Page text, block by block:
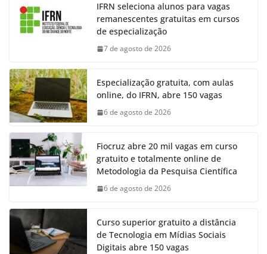
IFRN seleciona alunos para vagas
remanescentes gratuitas em cursos
de especialização
7 de agosto de 2026
Especialização gratuita, com aulas
online, do IFRN, abre 150 vagas
6 de agosto de 2026
Fiocruz abre 20 mil vagas em curso
gratuito e totalmente online de
Metodologia da Pesquisa Científica
6 de agosto de 2026
Curso superior gratuito a distância
de Tecnologia em Mídias Sociais
Digitais abre 150 vagas